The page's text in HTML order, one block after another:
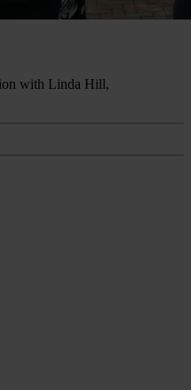
with Linda Hill,